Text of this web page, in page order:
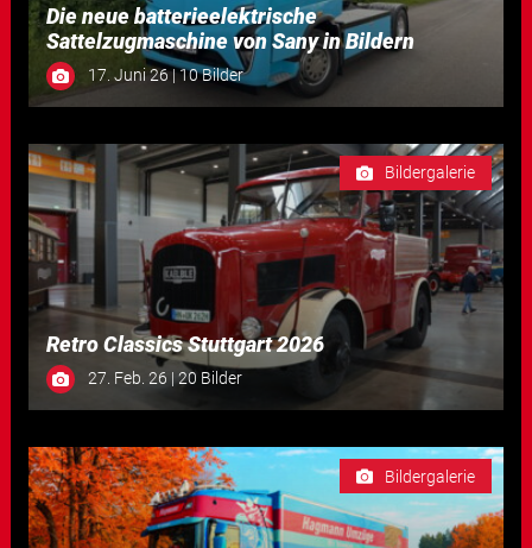
Die neue batterieelektrische
Sattelzugmaschine von Sany in Bildern
17. Juni 26 | 10 Bilder
Bildergalerie
Retro Classics Stuttgart 2026
27. Feb. 26 | 20 Bilder
Bildergalerie